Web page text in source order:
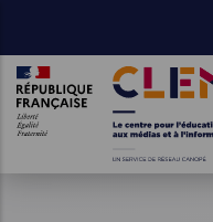
contenu
principal
Images Images